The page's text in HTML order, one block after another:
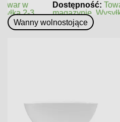
Dostępność: Towar w
magazynie. Wysyłka 2-3
dni.
Wanny wolnostojące